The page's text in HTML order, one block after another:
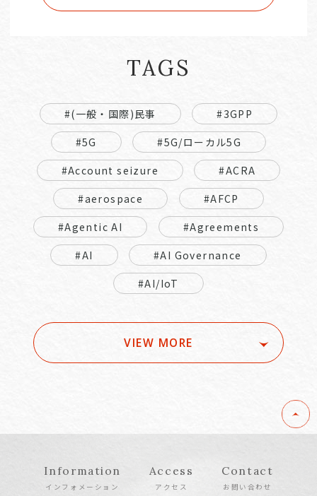
TAGS
#(一般・国際)民事
#3GPP
#5G
#5G/ローカル5G
#Account seizure
#ACRA
#aerospace
#AFCP
#Agentic AI
#Agreements
#AI
#AI Governance
#AI/IoT
VIEW MORE
Information
インフォメーション
Access
アクセス
Contact
お問い合わせ